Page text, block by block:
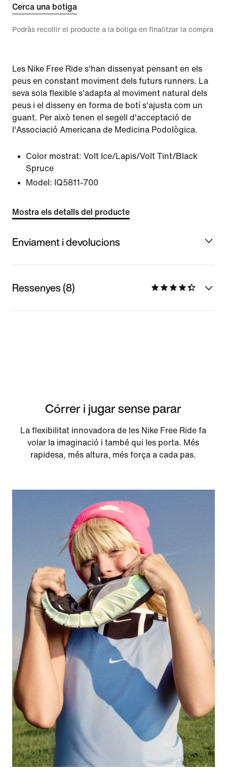
Cerca una botiga
Podràs recollir el producte a la botiga en finalitzar la compra
Les Nike Free Ride s'han dissenyat pensant en els
peus en constant moviment dels futurs runners. La
seva sola flexible s'adapta al moviment natural dels
peus i el disseny en forma de botí s'ajusta com un
guant. Per això tenen el segell d'acceptació de
l'Associació Americana de Medicina Podològica.
Color mostrat: Volt Ice/Lapis/Volt Tint/Black
Spruce
Model: IQ5811-700
Mostra els detalls del producte
Enviament i devolucions
Ressenyes (8)
Córrer i jugar sense parar
La flexibilitat innovadora de les Nike Free Ride fa
volar la imaginació i també qui les porta. Més
rapidesa, més altura, més força a cada pas.